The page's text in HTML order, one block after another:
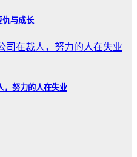
仇与成长
，努力的人在失业